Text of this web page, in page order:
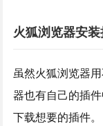
火狐浏览器安
虽然火狐浏览器
器也有自己的插
下载想要的插件。